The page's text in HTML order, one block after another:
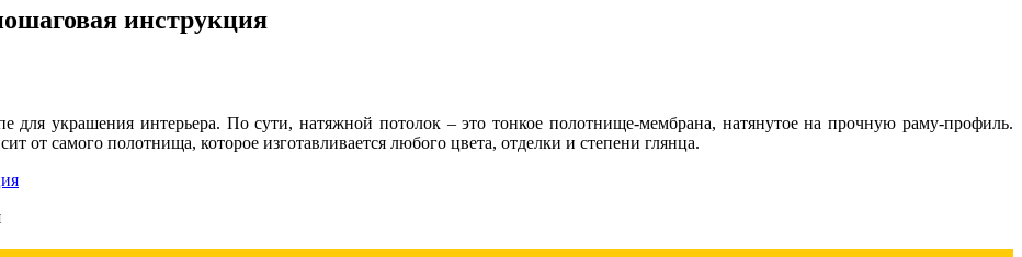
инструкция
для украшения интерьера. По сути, натяжной потолок – это тонкое полотнище-мембрана, натянутое на прочную раму-профиль.
от самого полотнища, которое изготавливается любого цвета, отделки и степени глянца.